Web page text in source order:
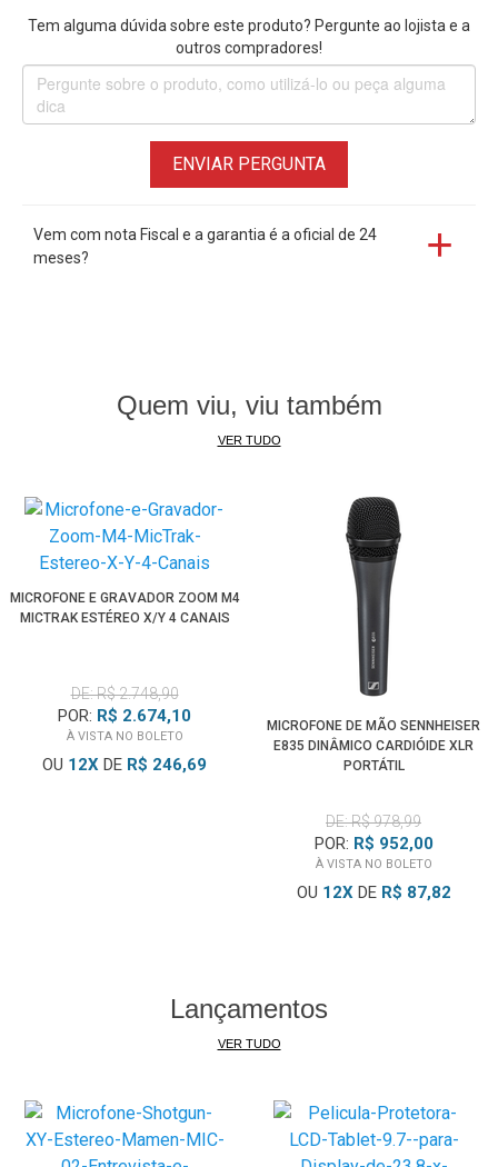
Tem alguma dúvida sobre este produto? Pergunte ao lojista e a
outros compradores!
ENVIAR PERGUNTA
Vem com nota Fiscal e a garantia é a oficial de 24
meses?
Quem viu, viu também
VER TUDO
MICROFONE E GRAVADOR ZOOM M4
MICTRAK ESTÉREO X/Y 4 CANAIS
DE: R$ 2.748,90
POR: R$ 2.674,10
À VISTA NO BOLETO
OU 12X DE R$ 246,69
MICROFONE DE MÃO SENNHEISER
E835 DINÂMICO CARDIÓIDE XLR
PORTÁTIL
DE: R$ 978,99
POR: R$ 952,00
À VISTA NO BOLETO
OU 12XDE R$ 87,82
Lançamentos
VER TUDO